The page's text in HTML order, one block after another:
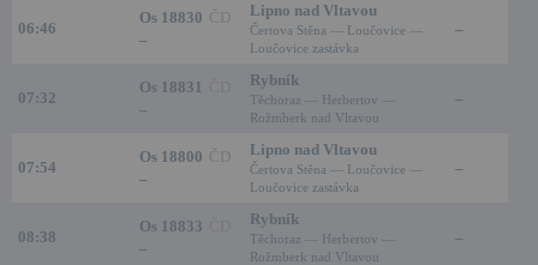
06:46
Os 18830 ČD
–
Lipno nad Vltavou
Čertova Stěna — Loučovice —
Loučovice zastávka
–
07:32
Os 18831
–
Rybník
Těchoraz — Herbertov —
Rožmberk nad Vltavou
–
07:54
Os 18800 ČD
–
Lipno nad Vltavou
Čertova Stěna — Loučovice —
Loučovice zastávka
–
08:38
Os 18833
–
Rybník
Těchoraz — Herbertov —
Rožmberk nad Vltavou
–